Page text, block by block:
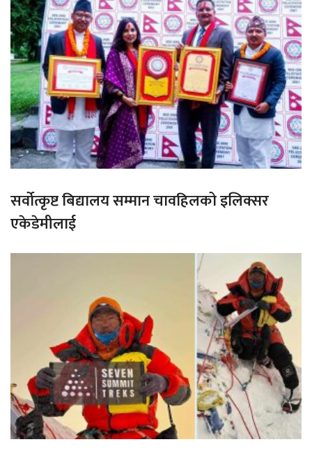
सर्वोत्कृष्ट बिद्यालय सम्मान चावहिलको इलिक्सर
एकेडेमीलाई